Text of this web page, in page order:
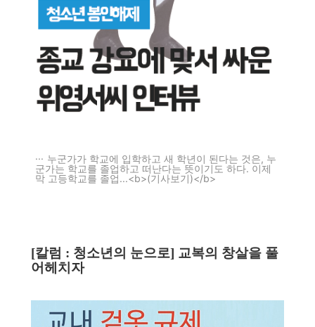
누군가가 학교에 입학하고 새 학년이 된다는 것은, 누
군가는 학교를 졸업하고 떠난다는 뜻이기도 하다. 이제
막 고등학교를 졸업...<b>(기사보기)</b>
[칼럼 : 청소년의 눈으로] 교복의 창살을 풀
어헤치자